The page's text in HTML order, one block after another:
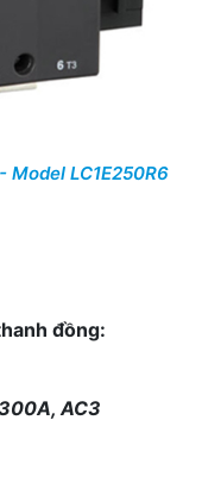
Model LC1E250R6
đồng:
AC3